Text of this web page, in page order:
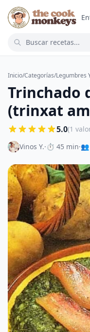
Inicio/Categorías/Legumbres
Trinchado
(trinxat
5.0(1
Vinos Y.·⏱ 45 min·